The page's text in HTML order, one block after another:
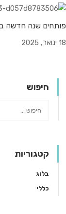
פותחים שנה חדשה
18 ינואר, 2025
חיפוש
קטגוריות
בלוג
כללי